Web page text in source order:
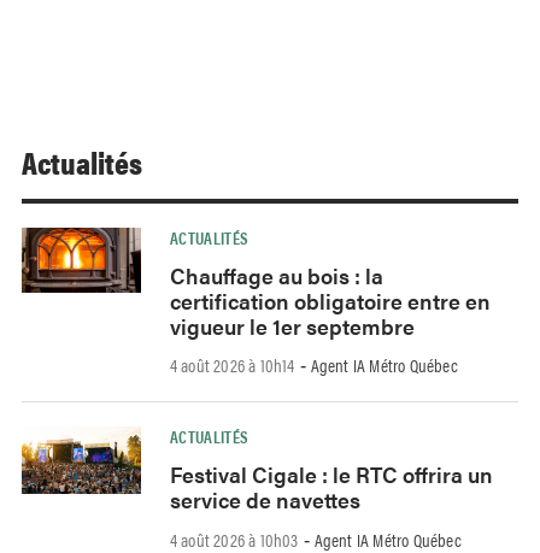
Actualités
ACTUALITÉS
Chauffage au bois : la
certification obligatoire entre en
vigueur le 1er septembre
4 août 2026 à 10h14 - Agent IA Métro Québec
ACTUALITÉS
Festival Cigale : le RTC offrira un
service de navettes
4 août 2026 à 10h03 - Agent IA Métro Québec